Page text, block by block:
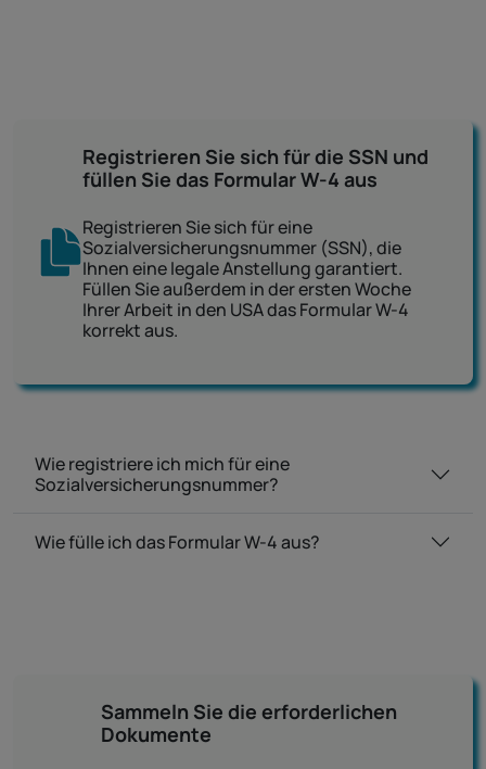
Registrieren Sie sich für die SSN und
füllen Sie das Formular W-4 aus
Registrieren Sie sich für eine
Sozialversicherungsnummer (SSN), die
Ihnen eine legale Anstellung garantiert.
Füllen Sie außerdem in der ersten Woche
Ihrer Arbeit in den USA das Formular W-4
korrekt aus.
Wie registriere ich mich für eine
Sozialversicherungsnummer?
Wie fülle ich das Formular W-4 aus?
Sammeln Sie die erforderlichen
Dokumente